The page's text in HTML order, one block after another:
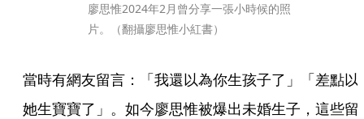
廖思惟2024年2月曾分享一張小時候的照
片。（翻攝廖思惟小紅書）
當時有網友留言：「我還以為你生孩子了」「差點以
她生寶寶了」。如今廖思惟被爆出未婚生子，這些留